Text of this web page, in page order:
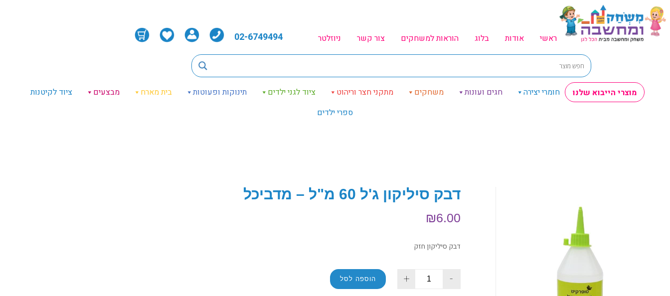
ראשי אודות בלוג הוראות למשחקים צור קשר ניוזלטר 02-6749494
מוצרי הייבוא שלנו חומרי יצירה חגים ועונות משחקים מתקני חצר וריהוט ציוד לגני ילדים תינוקות ופעוטות בית מארח מבצעים
ציוד לקיטנות
ספרי ילדים
דבק סיליקון ג'ל 60 מ"ל – מדביכל
₪6.00
דבק סיליקון חזק
-
+ הוספה לסל